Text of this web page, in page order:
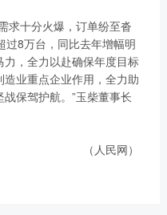
十分火爆，订单纷至沓
过8万台，同比去年增幅明
，全力以赴确保年度目标
业重点企业作用，全力助
保驾护航。”玉柴董事长
（人民网）